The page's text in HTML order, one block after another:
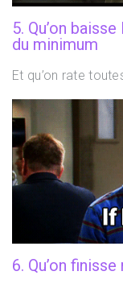
5. Qu’on
du minimum
Et qu’on rate
6. Qu’on finisse